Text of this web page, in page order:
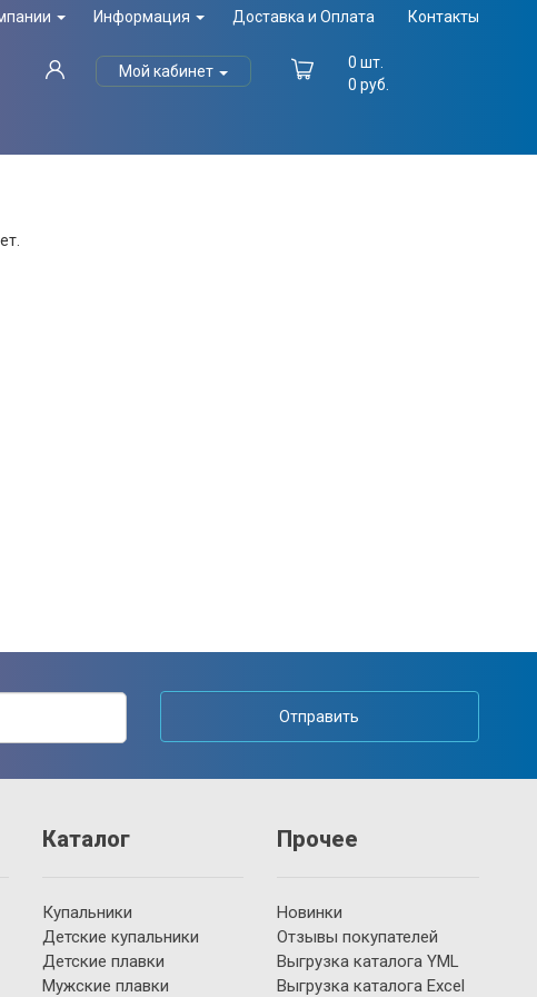
Информация Доставка и Оплата Контакты
Мой кабинет
0 шт.
0 руб.
Отправить
Каталог
Купальники
Детские купальники
Детские плавки
Мужские плавки
Прочее
Новинки
Отзывы покупателей
Выгрузка каталога YML
Выгрузка каталога Excel